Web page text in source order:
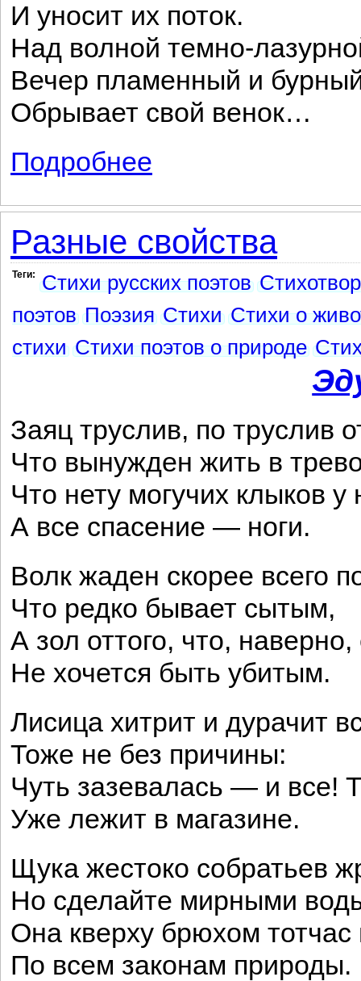
И уносит их поток.
Над волной темно-
Вечер пламенный и
Обрывает свой венок…
Подробнее
Разные свойства
Теги: Стихи русских поэтов
поэтов Поэзия Стихи Стихи о
стихи Стихи поэтов о природе
Заяц труслив, по труслив
Что вынужден жить в
Что нету могучих клыков у
А все спасение — ноги.
Волк жаден скорее всего
Что редко бывает сытым,
А зол оттого, что,
Не хочется быть убитым.
Лисица хитрит и дурачит
Тоже не без причины:
Чуть зазевалась — и все!
Уже лежит в магазине.
Щука жестоко собратьев
Но сделайте мирными
Она кверху брюхом тотчас
По всем законам природы.